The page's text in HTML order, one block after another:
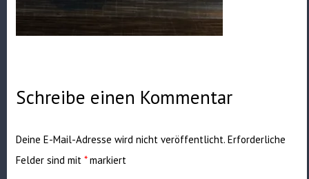
Schreibe einen Kommentar
Deine E-Mail-Adresse wird nicht veröffentlicht. Erforderliche
Felder sind mit*markiert